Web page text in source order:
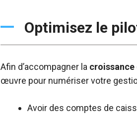
Optimisez le
Afin d’accompagner la
œuvre pour numériser votre
Avoir des comptes de